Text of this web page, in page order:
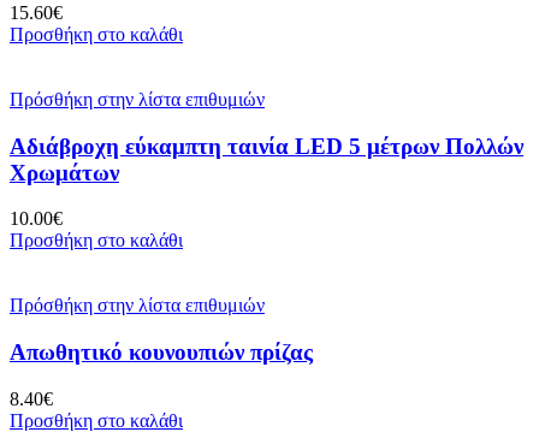
15.60€
Προσθήκη στο καλάθι
Πρόσθήκη στην λίστα επιθυμιών
Αδιάβροχη εύκαμπτη ταινία LED 5 μέτρων Πολλών
Χρωμάτων
10.00€
Προσθήκη στο καλάθι
Πρόσθήκη στην λίστα επιθυμιών
Απωθητικό κουνουπιών πρίζας
8.40€
Προσθήκη στο καλάθι